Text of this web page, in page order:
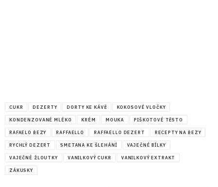
CUKR DEZERTY DORTY KE KÁVĚ KOKOSOVÉ VLOČKY
KONDENZOVANÉ MLÉKO KRÉM MOUKA PIŠKOTOVÉ TĚSTO
RAFAELO ŘEZY RAFFAELLO RAFFAELLO DEZERT RECEPTY NA ŘEZY
RYCHLÝ DEZERT SMETANA KE ŠLEHÁNÍ VAJEČNÉ BÍLKY
VAJEČNÉ ŽLOUTKY VANILKOVÝ CUKR VANILKOVÝ EXTRAKT
ZÁKUSKY